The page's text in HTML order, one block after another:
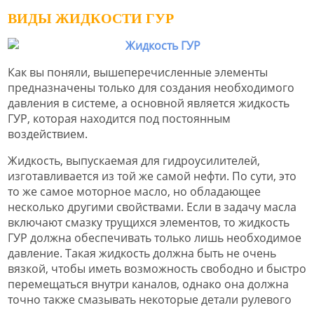
ВИДЫ ЖИДКОСТИ ГУР
Как вы поняли, вышеперечисленные элементы
предназначены только для создания необходимого
давления в системе, а основной является жидкость
ГУР, которая находится под постоянным
воздействием.
Жидкость, выпускаемая для гидроусилителей,
изготавливается из той же самой нефти. По сути, это
то же самое моторное масло, но обладающее
несколько другими свойствами. Если в задачу масла
включают смазку трущихся элементов, то жидкость
ГУР должна обеспечивать только лишь необходимое
давление. Такая жидкость должна быть не очень
вязкой, чтобы иметь возможность свободно и быстро
перемещаться внутри каналов, однако она должна
точно также смазывать некоторые детали рулевого